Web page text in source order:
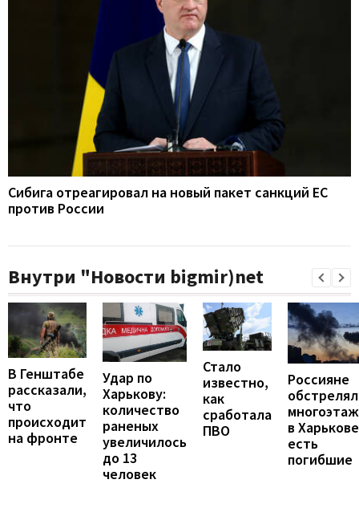
Сибига отреагировал на новый пакет санкций ЕС
против России
Внутри "Новости bigmir)net
В Генштабе
рассказали,
что
происходит
на фронте
Удар по
Харькову:
количество
раненых
увеличилось
до 13
человек
Стало
известно,
как
сработала
ПВО
Россияне
в
есть
погибшие